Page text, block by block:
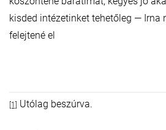
kisded intézetinket tehetőleg — Irna
felejtené el
[1] Utólag beszúrva.